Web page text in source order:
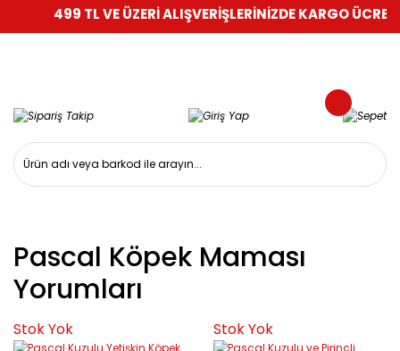
499 TL VE ÜZERİ ALIŞVERİŞLERİNİZDE KARGO
Pascal Köpek Maması
Yorumları
Stok Yok Stok Yok